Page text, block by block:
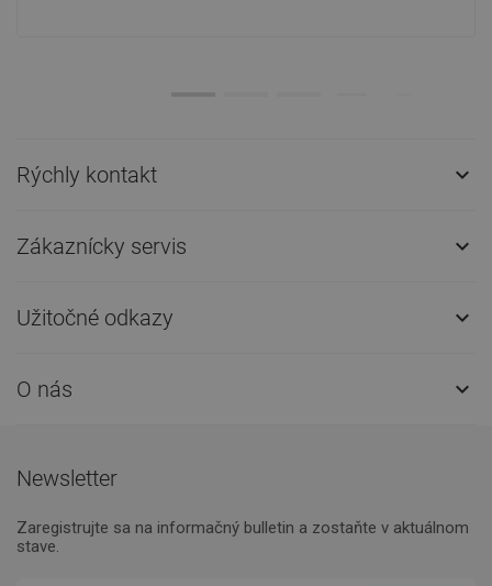
Rýchly kontakt 
Zákaznícky servis 
Užitočné odkazy 
O nás 
Newsletter
Zaregistrujte sa na informačný bulletin a zostaňte v aktuálnom
stave.